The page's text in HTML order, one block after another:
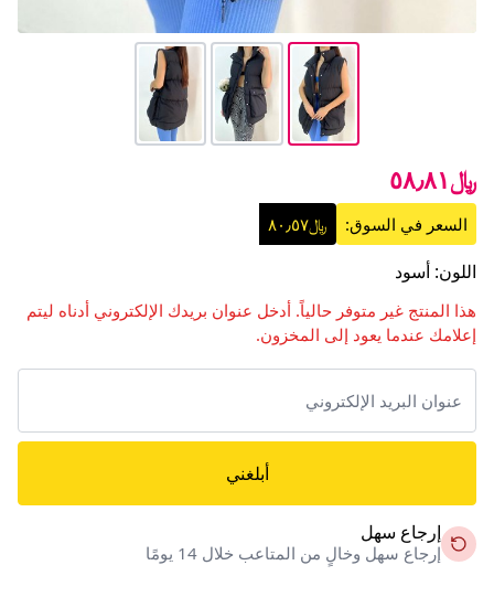
﷼٥٨٫٨١
السعر في السوق: ﷼٨٠٫٥٧
اللون: أسود
هذا المنتج غير متوفر حالياً. أدخل عنوان بريدك الإلكتروني أدناه ليتم
إعلامك عندما يعود إلى المخزون.
أبلغني
إرجاع سهل
إرجاع سهل وخالٍ من المتاعب خلال 14 يومًا